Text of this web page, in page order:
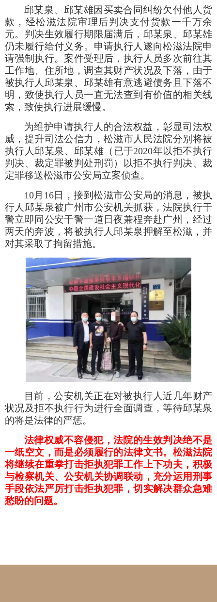
邱某泉、邱某雄因买卖合同纠纷欠付他人货
款，经松滋法院审理后判决支付货款一千万余
元。判决生效履行期限届满后，邱某泉、邱某雄
仍未履行给付义务。申请执行人遂向松滋法院申
请强制执行。案件受理后，执行人员多次前往其
工作地、住所地，调查其财产状况及下落，由于
被执行人邱某泉、邱某雄有意逃避债务且下落不
明，致使执行人员一直无法查到有价值的相关线
索，致使执行进展缓慢。
为维护申请执行人的合法权益，彰显司法权
威，提升司法公信力，松滋市人民法院分别将被
执行人邱某泉、邱某雄（已于2020年以拒不执行
判决、裁定罪被判处刑罚）以拒不执行判决、裁
定罪移送松滋市公安局立案侦查。
10月16日，接到松滋市公安局的消息，被执
行人邱某泉被广州市公安机关抓获，法院执行干
警立即同公安干警一道日夜兼程奔赴广州，经过
两天的奔波，将被执行人邱某泉押解至松滋，并
对其采取了拘留措施。
目前，公安机关正在对被执行人近几年财产
状况及拒不执行行为进行全面调查，等待邱某泉
的将是法律的严惩。
法律权威不容侵犯，法院的生效判决绝不是
一纸空文，而是必须履行的法律文书。松滋法院
将继续在重拳打击拒执犯罪工作上下功夫，积极
与检察机关、公安机关协调联动，充分运用刑事
手段依法严厉打击拒执犯罪，切实解决群众急难
愁盼的问题。